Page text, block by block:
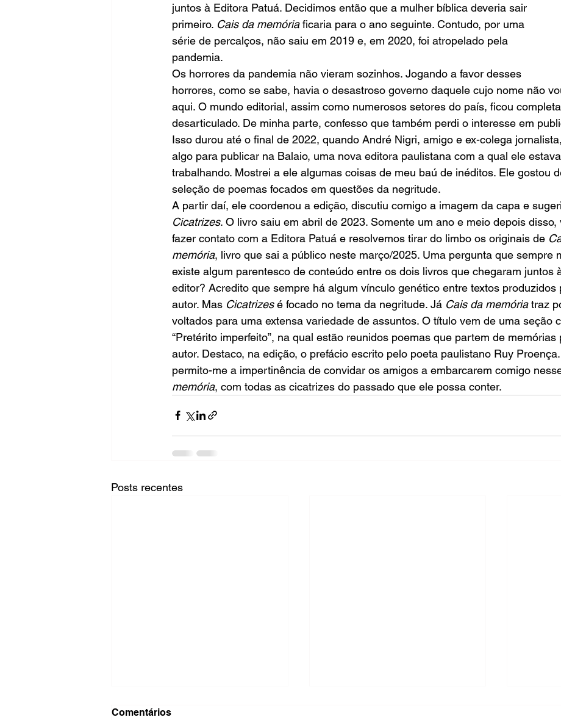
juntos à Editora Patuá. Decidimos então que a mulher bíblica deveria sair
primeiro. Cais da memória ficaria para o ano seguinte. Contudo, por uma
série de percalços, não saiu em 2019 e, em 2020, foi atropelado pela
pandemia.
Os horrores da pandemia não vieram sozinhos. Jogando a favor desses
horrores, como se sabe, havia o desastroso governo daquele cujo nome não
aqui. O mundo editorial, assim como numerosos setores do país, ficou
desarticulado. De minha parte, confesso que também perdi o interesse em
Isso durou até o final de 2022, quando André Nigri, amigo e ex-colega
algo para publicar na Balaio, uma nova editora paulistana com a qual ele estava
trabalhando. Mostrei a ele algumas coisas de meu baú de inéditos. Ele gostou
seleção de poemas focados em questões da negritude.
A partir daí, ele coordenou a edição, discutiu comigo a imagem da capa e
Cicatrizes. O livro saiu em abril de 2023. Somente um ano e meio depois disso,
fazer contato com a Editora Patuá e resolvemos tirar do limbo os originais de
memória, livro que sai a público neste março/2025. Uma pergunta que sempre
existe algum parentesco de conteúdo entre os dois livros que chegaram juntos
editor? Acredito que sempre há algum vínculo genético entre textos produzidos
autor. Mas Cicatrizes é focado no tema da negritude. Já Cais da memória traz
voltados para uma extensa variedade de assuntos. O título vem de uma seção
“Pretérito imperfeito”, na qual estão reunidos poemas que partem de memórias
autor. Destaco, na edição, o prefácio escrito pelo poeta paulistano Ruy
permito-me a impertinência de convidar os amigos a embarcarem comigo
memória, com todas as cicatrizes do passado que ele possa conter.
Posts recentes
Comentários